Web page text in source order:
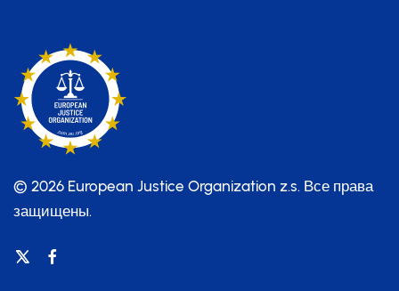
© 2026 European Justice Organization z.s. Все права
защищены.